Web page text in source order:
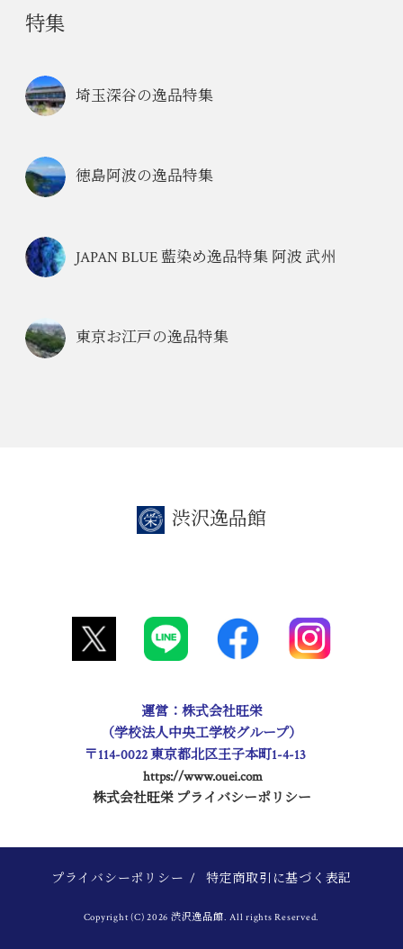
特集
埼玉深谷の逸品特集
徳島阿波の逸品特集
JAPAN BLUE 藍染め逸品特集 阿波 武州
東京お江戸の逸品特集
渋沢逸品館
運営：株式会社旺栄
（学校法人中央工学校グループ）
〒114-0022 東京都北区王子本町1-4-13
https://www.ouei.com
株式会社旺栄 プライバシーポリシー
プライバシーポリシー / 特定商取引に基づく表記
Copyright (C) 2026 渋沢逸品館. All rights Reserved.